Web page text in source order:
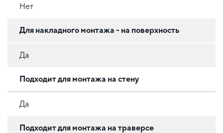
Нет
Для накладного монтажа - на поверхность
Да
Подходит для монтажа на стену
Да
Подходит для монтажа на траверсе